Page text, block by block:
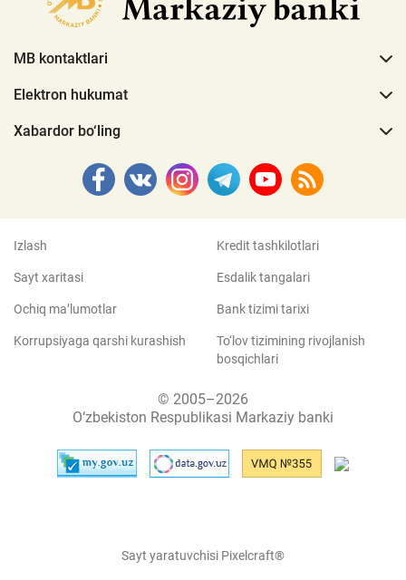
MB kontaktlari
Elektron hukumat
Xabardor bo‘ling
Izlash
Sayt xaritasi
Ochiq ma’lumotlar
Korrupsiyaga qarshi kurashish
Kredit tashkilotlari
Esdalik tangalari
Bank tizimi tarixi
To‘lov tizimining rivojlanish
bosqichlari
© 2005–2026
O‘zbekiston Respublikasi Markaziy banki
Sayt yaratuvchisi Pixelcraft®